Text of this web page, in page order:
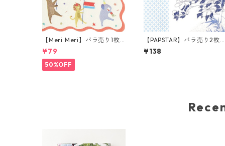
【Meri Meri】バラ売り1枚
ランチサイズ ペーパーナプ
キン Animal Parade レッド
¥79
50%OFF
【PAPSTAR】バラ売り2枚
ランチサイズ ペーパーナプ
キン Sweet Birdie ホワイト
¥138